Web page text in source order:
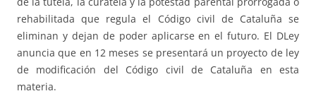
rehabilitada que regula el Código civil de Cataluña se
eliminan y dejan de poder aplicarse en el futuro. El DLey
anuncia que en 12 meses se presentará un proyecto de ley
de modificación del Código civil de Cataluña en esta
materia.